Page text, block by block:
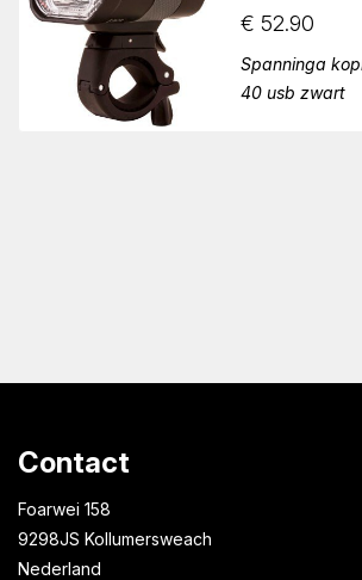
€ 52.90
Spanninga
40 usb zwart
Contact
Foarwei 158
9298JS Kollumersweach
Nederland